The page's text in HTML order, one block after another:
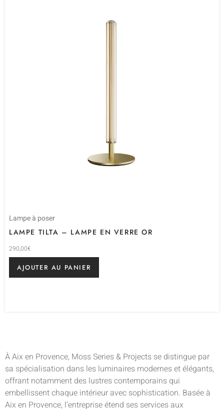
Lampe à poser
LAMPE TILTA – LAMPE EN VERRE OR
290,00€
AJOUTER AU PANIER
À Aix en Provence, Moss Series & Projects se distingue par
sa spécialisation dans les luminaires modernes et élégants,
offrant notamment des lustres contemporains qui
embellissent chaque intérieur avec sophistication. Basée à
Aix en Provence, l’entreprise étend ses services aux